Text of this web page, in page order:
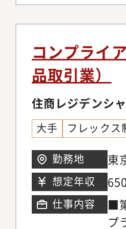
ア
ネ
で
ま
コンプライ
品取引業）
住商レジデンシ
大手 フレックス
勤務地
東
想定年収
仕事内容
■
プ